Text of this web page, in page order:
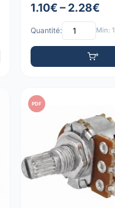
1.10€ – 2.28€
Quantité: Min: 1
PDF